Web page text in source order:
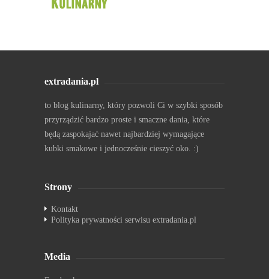
extradania.pl
to blog kulinarny, który pozwoli Ci w szybki sposób
przyrządzić bardzo proste i smaczne dania, które
będą zaspokajać nawet najbardziej wymagające
kubki smakowe i jednocześnie cieszyć oko. :)
Strony
Kontakt
Polityka prywatności serwisu extradania.pl
Media